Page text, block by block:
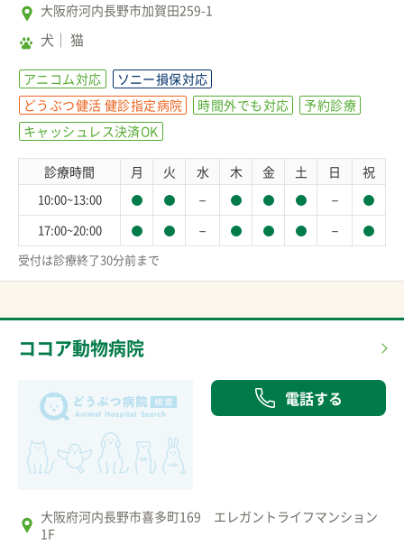
大阪府河内長野市加賀田259-1
犬 猫
アニコム対応
ソニー損保対応
どうぶつ健活 健診指定病院
時間外でも対応
予約診療
キャッシュレス決済OK
診療時間 月 火 水 木 金 土 日 祝
10:00~13:00 － －
17:00~20:00 － －
受付は診療終了30分前まで
ココア動物病院
電話する
大阪府河内長野市喜多町169 エレガントライフマンション
1F